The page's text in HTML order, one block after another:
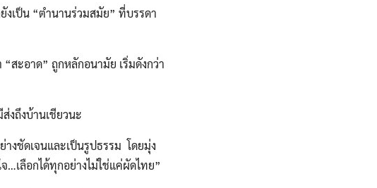
ป็น “ตำนานร่วมสมัย” ที่บรรดา
ะอาด” ถูกหลักอนามัย เริ่มดังกว่า
ถึงบ้านเชียวนะ
ชัดเจนและเป็นรูปธรรม โดยมุ่ง
เลือกได้ทุกอย่างไม่ใช่แค่ผัดไทย”